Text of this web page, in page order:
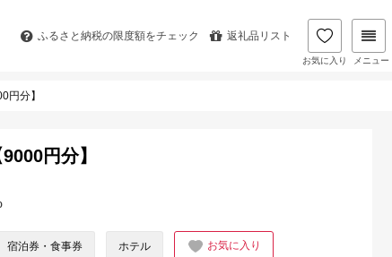
ふるさと納税の限度額をチェック 返礼品リスト
お気に入り メニュー
円分】
円分】
宿泊券・食事券 ホテル お気に入り